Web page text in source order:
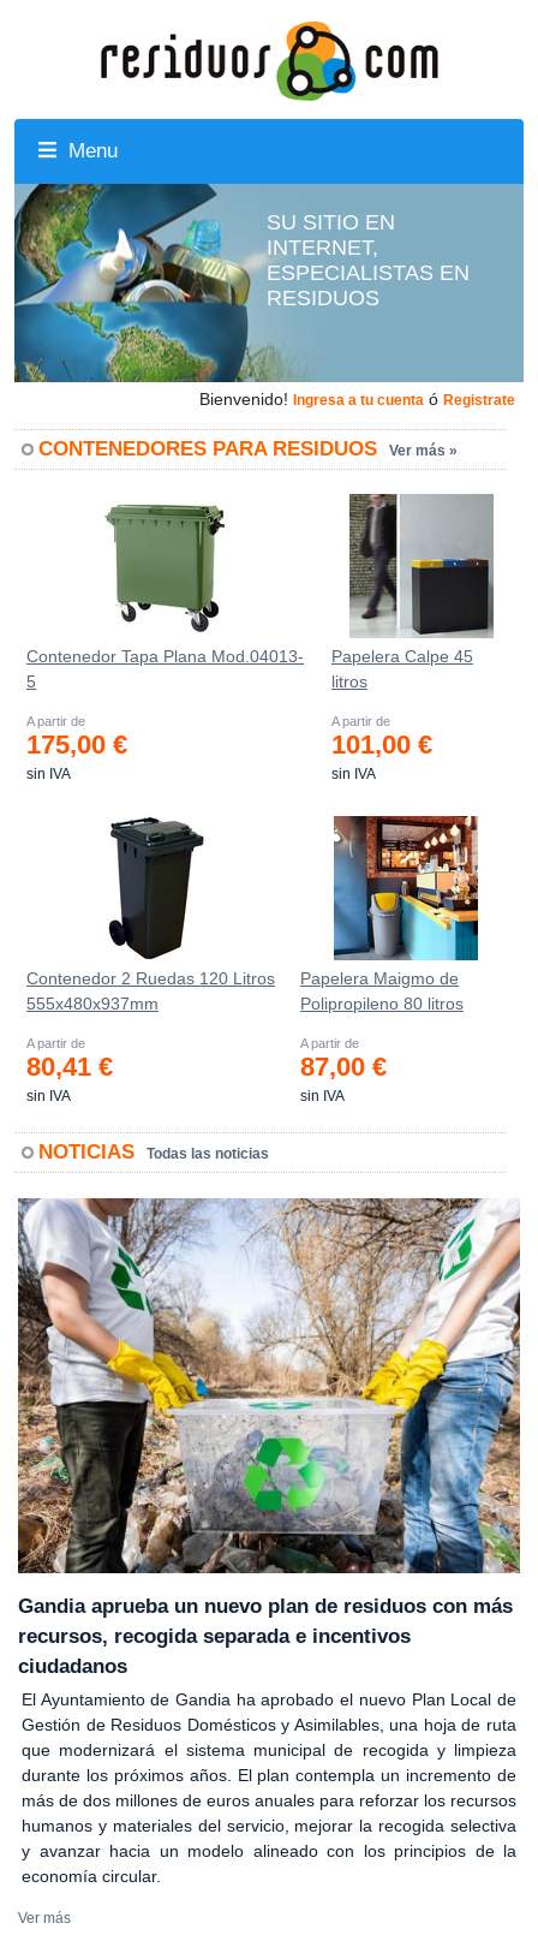
Menu
SU SITIO EN
INTERNET,
ESPECIALISTAS EN
RESIDUOS
Bienvenido! Ingresa a tu cuenta ó Registrate
CONTENEDORES PARA RESIDUOS Ver más »
Contenedor Tapa Plana Mod.04013-
5
A partir de
175,00 €
sin IVA
Papelera Calpe 45
litros
A partir de
101,00 €
sin IVA
Contenedor 2 Ruedas 120 Litros
555х480х937mm
A partir de
80,41 €
sin IVA
Papelera Maigmo de
Polipropileno 80 litros
A partir de
87,00 €
sin IVA
NOTICIAS Todas las noticias
Gandia aprueba un nuevo plan de residuos con más
recursos, recogida separada e incentivos
ciudadanos
El Ayuntamiento de Gandia ha aprobado el nuevo Plan Local de
Gestión de Residuos Domésticos y Asimilables, una hoja de ruta
que modernizará el sistema municipal de recogida y limpieza
durante los próximos años. El plan contempla un incremento de
más de dos millones de euros anuales para reforzar los recursos
humanos y materiales del servicio, mejorar la recogida selectiva
y avanzar hacia un modelo alineado con los principios de la
economía circular.
Ver más